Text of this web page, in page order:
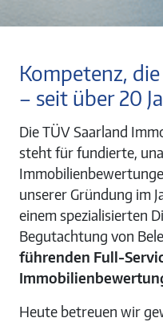
Kompetenz,
– seit über 20
Die TÜV Saarland
steht für fundierte,
unserer Gründung im
einem spezialisierten
Begutachtung von
führenden Full-
Heute betreuen wir